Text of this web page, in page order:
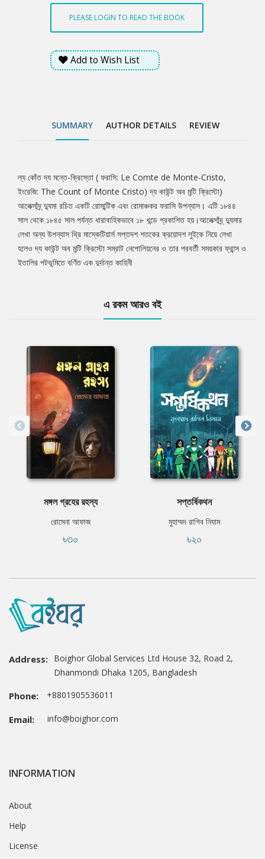
প্রকাশিত হয়।আলেক্সাঁদ্র্ দ্যুমার লেখা অন্য উপন্যাস থ্রি মাস্কেটিয়ার্স সপ্তদশ
শতকের ক্রয়োদশ লুইকে নিয়ে লেখা হলেও দ্য কাউন্ট অব মন্টি ক্রিস্টো সম্রাট
নেপোলিয়নের ও তার পরবর্তী সময়কার ফ্রান্স ও ইতালির পটভূমিতে বর্ণিত এক
দুর্দান্ত কাহিনী
PLEASE LOGIN TO READ THE BOOK
Add to Wish List
SUMMARY AUTHOR DETAILS REVIEW
Tab
Article
ল্য কোঁত দ্য মন্তে-ক্রিস্তো ( ফরাসি: Le Comte de Monte-Cristo,
ইংরেজি: The Count of Monte Cristo) দ্য কাউন্ট অব মন্টি ক্রিস্টো)
আলেক্সাঁদ্র্ দ্যুমা রচিত একটি রোমান্টিক এবং রোমাঞ্চকর ফরাসি উপন্যাস। এটি ১৮৪৪
সাল থেকে ১৮৪৫ সাল পর্যন্ত ধারাবাহিকভাবে ১৮ খন্ডে প্রকাশিত হয়।আলেক্সাঁদ্র্ দ্যুমার
লেখা অন্য উপন্যাস থ্রি মাস্কেটিয়ার্স সপ্তদশ শতকের ক্রয়োদশ লুইকে নিয়ে লেখা
হলেও দ্য কাউন্ট অব মন্টি ক্রিস্টো সম্রাট নেপোলিয়নের ও তার পরবর্তী সময়কার ফ্রান্স ও
ইতালির পটভূমিতে বর্ণিত এক দুর্দান্ত কাহিনী
এ রকম আরও বই
মঙ্গল গ্রহের রহস্য
রোমেনা আফাজ
৳৩০
সপ্তর্ষিকথন
মুহাম্মদ রাগিব নিযাম
৳২০
Address: Boighor Global Services Ltd House 32, Road 2,
Dhanmondi Dhaka 1205, Bangladesh
Phone: +8801905536011
Email: info@boighor.com
INFORMATION
About
Help
License